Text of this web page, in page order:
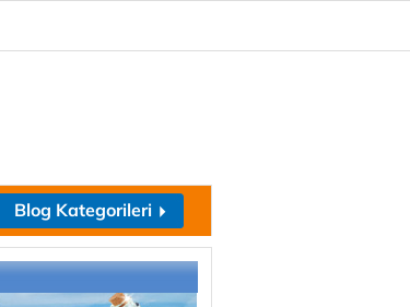
Blog Kategorileri